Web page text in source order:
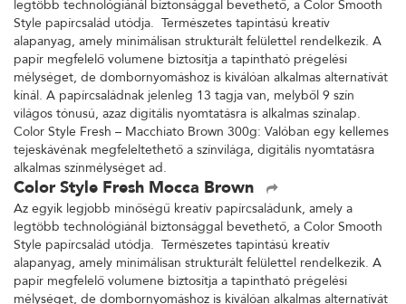
legtöbb technológiánál biztonsággal bevethető, a Color Smooth
Style papírcsalád utódja. Természetes tapintású kreatív
alapanyag, amely minimálisan strukturált felülettel rendelkezik. A
papír megfelelő volumene biztosítja a tapintható prégelési
mélységet, de dombornyomáshoz is kiválóan alkalmas alternatívát
kínál. A papírcsaládnak jelenleg 13 tagja van, melyből 9 szín
világos tónusú, azaz digitális nyomtatásra is alkalmas színalap.
Color Style Fresh – Macchiato Brown 300g: Valóban egy kellemes
tejeskávénak megfeleltethető a színvilága, digitális nyomtatásra
alkalmas színmélységet ad.
Color Style Fresh Mocca Brown
Az egyik legjobb minőségű kreatív papírcsaládunk, amely a
legtöbb technológiánál biztonsággal bevethető, a Color Smooth
Style papírcsalád utódja. Természetes tapintású kreatív
alapanyag, amely minimálisan strukturált felülettel rendelkezik. A
papír megfelelő volumene biztosítja a tapintható prégelési
mélységet, de dombornyomáshoz is kiválóan alkalmas alternatívát